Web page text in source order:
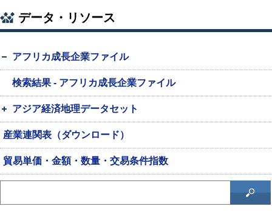
データ・リソース
アフリカ成長企業ファイル
検索結果 - アフリカ成長企業ファイル
アジア経済地理データセット
産業連関表（ダウンロード）
貿易単価・金額・数量・交易条件指数